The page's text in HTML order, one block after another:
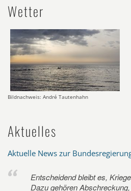
Wetter
Bildnachweis: André Tautenhahn
Aktuelles
Aktuelle News zur
Entscheidend bleibt es,
Dazu gehören